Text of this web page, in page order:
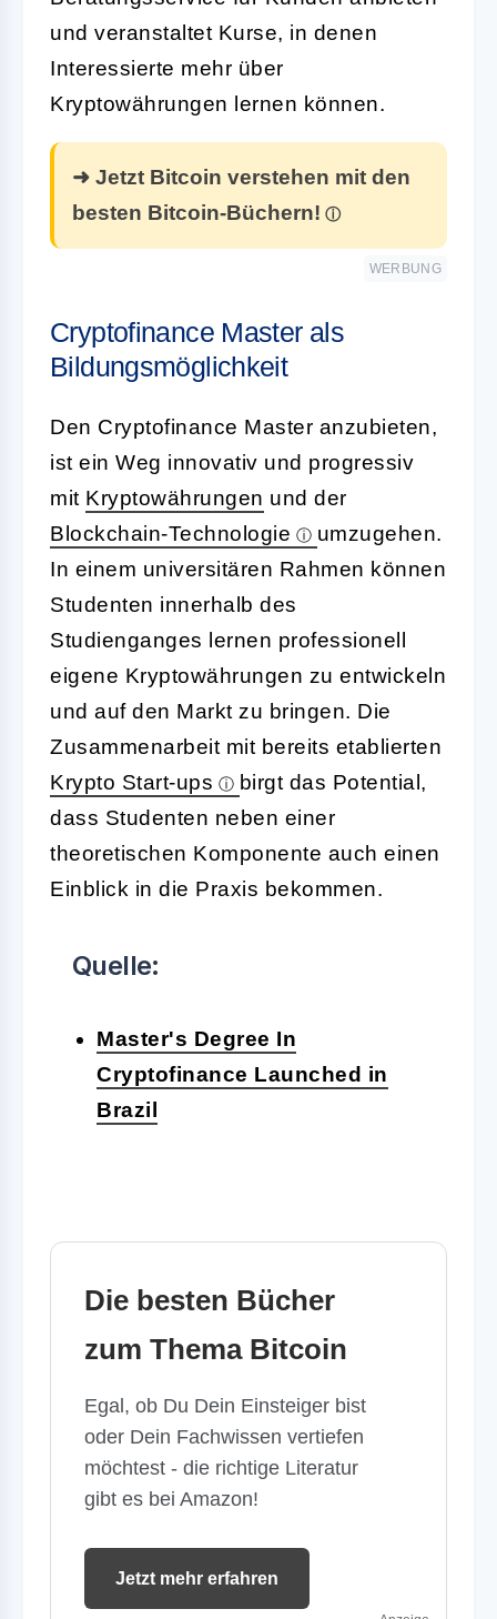
und veranstaltet Kurse, in denen
Interessierte mehr über
Kryptowährungen lernen können.
➜ Jetzt Bitcoin verstehen mit den
besten Bitcoin-Büchern!
WERBUNG
Cryptofinance Master als
Bildungsmöglichkeit
Den Cryptofinance Master anzubieten,
ist ein Weg innovativ und progressiv
mit Kryptowährungen und der
Blockchain-Technologie
umzugehen.
In einem universitären Rahmen können
Studenten innerhalb des
Studienganges lernen professionell
eigene Kryptowährungen zu entwickeln
und auf den Markt zu bringen. Die
Zusammenarbeit mit bereits etablierten
Krypto Start-ups
birgt das Potential,
dass Studenten neben einer
theoretischen Komponente auch einen
Einblick in die Praxis bekommen.
Quelle:
Master's Degree In
Cryptofinance Launched in
Brazil
Die besten Bücher
zum Thema Bitcoin
Egal, ob Du Dein Einsteiger bist
oder Dein Fachwissen vertiefen
möchtest - die richtige Literatur
gibt es bei Amazon!
Jetzt mehr erfahren